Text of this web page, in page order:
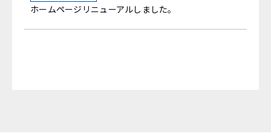
ホームページリニューアルしました。